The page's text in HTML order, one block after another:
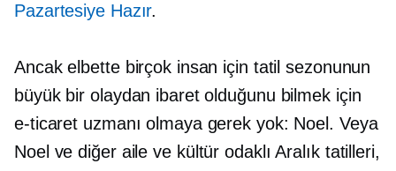
Pazartesiye Hazır.
Ancak elbette birçok insan için tatil sezonunun
büyük bir olaydan ibaret olduğunu bilmek için
e-ticaret uzmanı olmaya gerek yok: Noel. Veya
Noel ve diğer aile ve kültür odaklı Aralık tatilleri,